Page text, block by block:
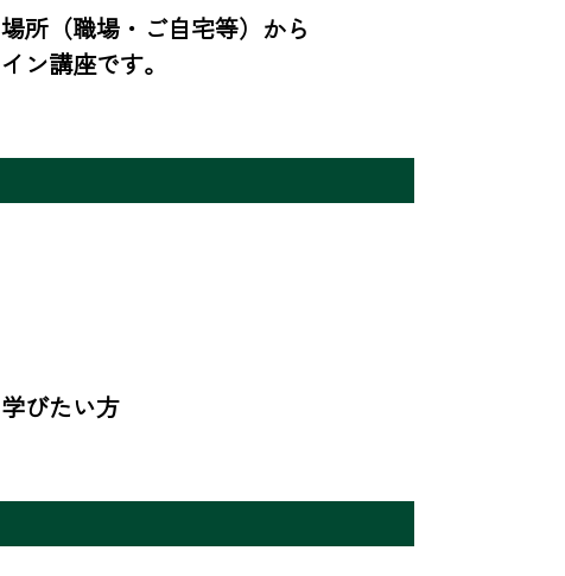
所（職場・ご自宅等）から
ン講座です。
びたい方